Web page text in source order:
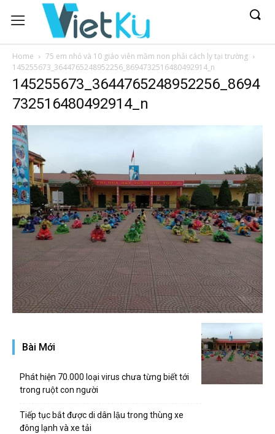
Home
75 em nhỏ và 10 giáo viên mầm non phải cách ly tại trường
145255673_3644765248952256_8694732516480492914_n
145255673_3644765248952256_8694
732516480492914_n
Bài Mới
Phát hiện 70.000 loại virus chưa từng biết tới
trong ruột con người
Tiếp tục bắt được di dân lậu trong thùng xe
đông lạnh và xe tải